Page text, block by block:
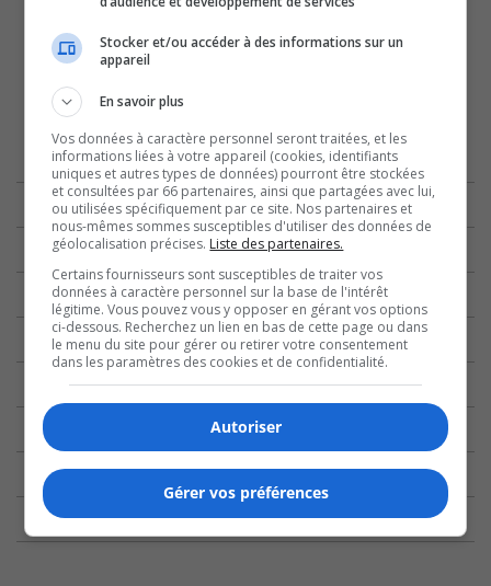
Stocker et/ou accéder à des informations sur un
appareil
En savoir plus
Vos données à caractère personnel seront traitées, et les
informations liées à votre appareil (cookies, identifiants
uniques et autres types de données) pourront être stockées
et consultées par 66 partenaires, ainsi que partagées avec lui,
ou utilisées spécifiquement par ce site. Nos partenaires et
nous-mêmes sommes susceptibles d'utiliser des données de
géolocalisation précises. Liste des partenaires.
Certains fournisseurs sont susceptibles de traiter vos
données à caractère personnel sur la base de l'intérêt
légitime. Vous pouvez vous y opposer en gérant vos options
ci-dessous. Recherchez un lien en bas de cette page ou dans
le menu du site pour gérer ou retirer votre consentement
dans les paramètres des cookies et de confidentialité.
Autoriser
Gérer vos préférences